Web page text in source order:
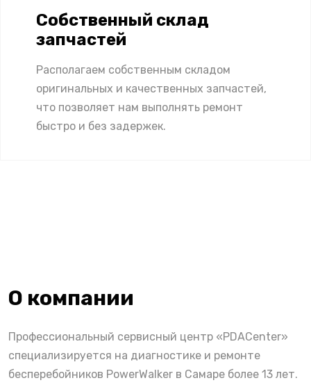
Собственный склад
запчастей
Располагаем собственным складом
оригинальных и качественных запчастей,
что позволяет нам выполнять ремонт
быстро и без задержек.
О компании
Профессиональный сервисный центр «PDACenter»
специализируется на диагностике и ремонте
бесперебойников PowerWalker в Самаре более 13 лет.